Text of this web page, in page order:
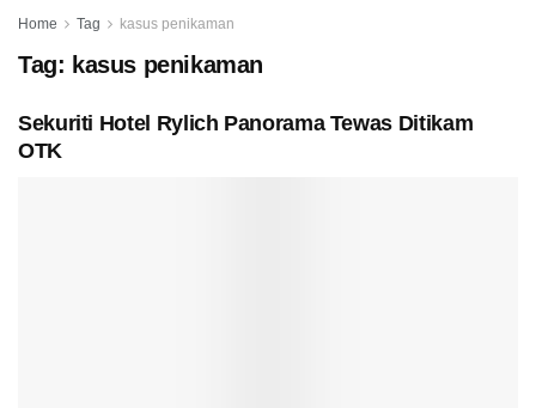
Home Tag kasus penikaman
Tag: kasus penikaman
Sekuriti Hotel Rylich Panorama Tewas Ditikam
OTK